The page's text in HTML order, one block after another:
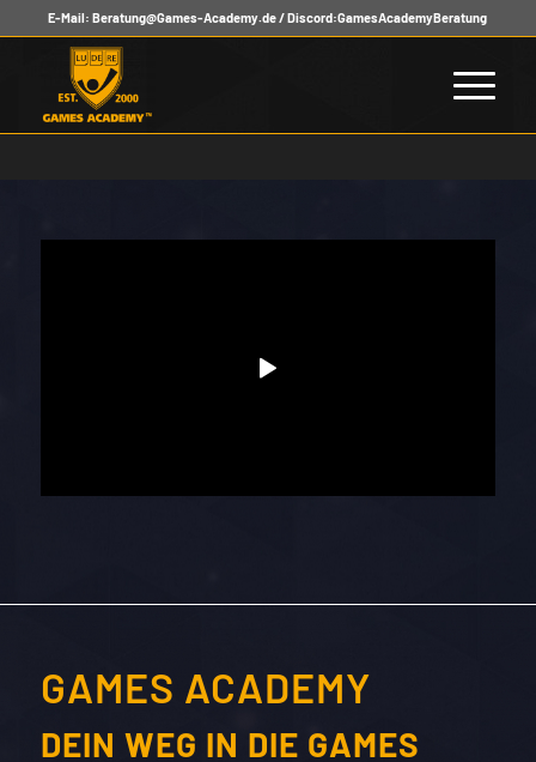
E-Mail:Beratung@Games-Academy.de/ Discord:GamesAcademyBeratung
GAMES ACADEMY
DEIN WEG IN DIE GAMES